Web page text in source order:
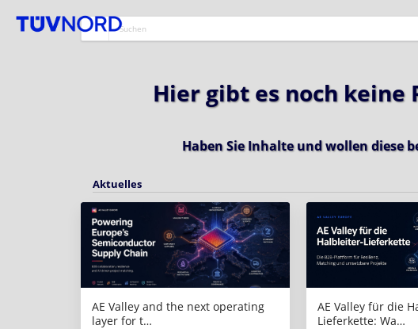
Hier gibt es noch
Haben Sie Inhalte und wollen diese
Aktuelles
AE Valley and the next operating
layer for t…
AE Valley für die
Lieferkette: Wa…